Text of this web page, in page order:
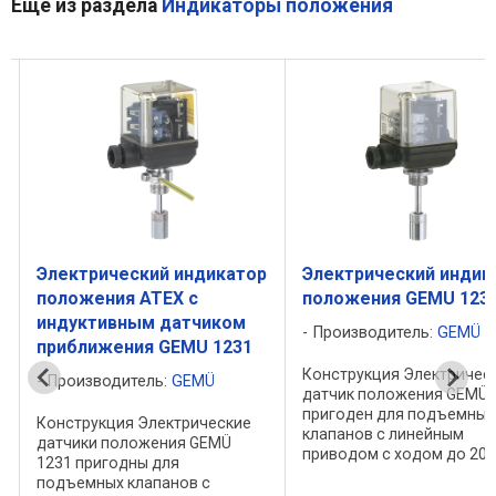
Ещё из раздела Индикаторы положения
Электрический индикатор
положения ATEX с
индуктивным датчиком
приближения GEMU 1231
Производитель: GEMÜ
Конструкция Электрические
датчики положения GEMÜ
1231 пригодны для
подъемных клапанов с
Электрический
положения GEMU
Производитель: GEMÜ
Конструкция
датчик положения GEMÜ
пригоден для подъемных
клапанов с линейным
приводом с ходом до 20